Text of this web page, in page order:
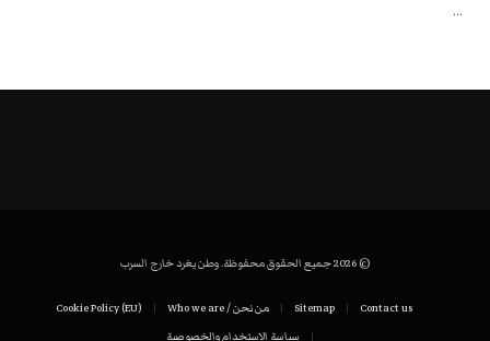
…
© 2026 جميع الحقوق محفوظة. وطن يغرد خارج السرب
Contact us
Sitemap من نحن / Who we are
Cookie Policy (EU)
سياسة الاستخدام والخصوصية